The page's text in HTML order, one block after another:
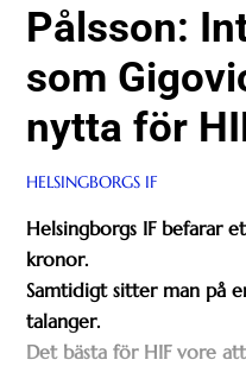
Pålsson:
som
nytta för
HELSINGBORGS IF
Helsingborgs IF befarar
kronor.
Samtidigt sitter man på
talanger.
Det bästa för HIF vore